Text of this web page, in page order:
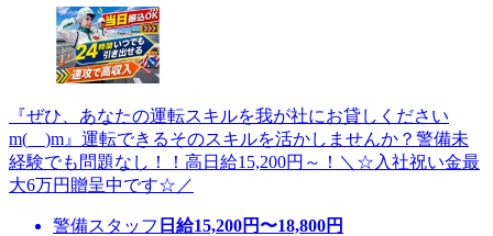
『ぜひ、あなたの運転スキルを我が社にお貸しください
m(__)m』運転できるそのスキルを活かしませんか？警備未
経験でも問題なし！！高日給15,200円～！＼☆入社祝い金最
大6万円贈呈中です☆／
警備スタッフ 日給15,200円〜18,800円